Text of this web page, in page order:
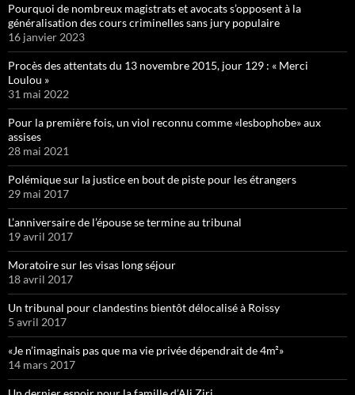
Pourquoi de nombreux magistrats et avocats s’opposent à la
généralisation des cours criminelles sans jury populaire
16 janvier 2023
Procès des attentats du 13 novembre 2015, jour 129 : « Merci
Loulou »
31 mai 2022
Pour la première fois, un viol reconnu comme «lesbophobe» aux
assises
28 mai 2021
Polémique sur la justice en bout de piste pour les étrangers
29 mai 2017
L’anniversaire de l’épouse se termine au tribunal
19 avril 2017
Moratoire sur les visas long séjour
18 avril 2017
Un tribunal pour clandestins bientôt délocalisé à Roissy
5 avril 2017
«Je n’imaginais pas que ma vie privée dépendrait de 4m²»
14 mars 2017